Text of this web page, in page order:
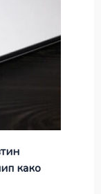
како